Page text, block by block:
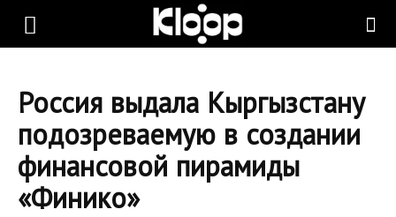
KLOOP.KG
Новости
Россия выдала Кыргызстану
подозреваемую в создании
финансовой пирамиды
«Финико»